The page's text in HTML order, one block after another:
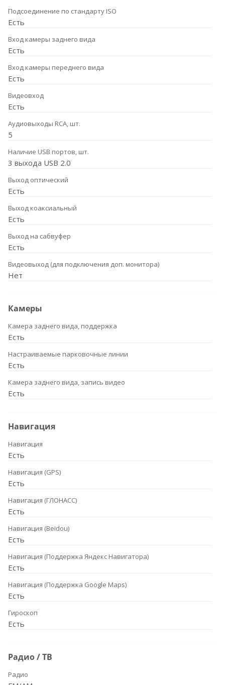
Подсоединение по стандарту ISO
Есть
Вход камеры заднего вида
Есть
Вход камеры переднего вида
Есть
Видеовход
Есть
Аудиовыходы RCA, шт.
5
Наличие USB портов, шт.
3 выхода USB 2.0
Выход оптический
Есть
Выход коаксиальный
Есть
Выход на сабвуфер
Есть
Видеовыход (для подключения доп. монитора)
Нет
Камеры
Камера заднего вида, поддержка
Есть
Настраиваемые парковочные линии
Есть
Камера заднего вида, запись видео
Есть
Навигация
Навигация
Есть
Навигация (GPS)
Есть
Навигация (ГЛОНАСС)
Есть
Навигация (Beidou)
Есть
Навигация (Поддержка Яндекс Навигатора)
Есть
Навигация (Поддержка Google Maps)
Есть
Гироскоп
Есть
Радио / ТВ
Радио